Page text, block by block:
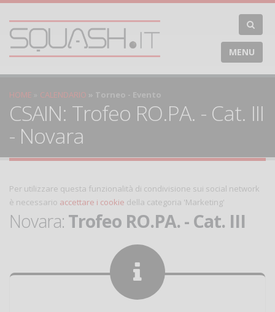
MENU
HOME CALENDARIO Torneo - Evento
CSAIN: Trofeo RO.PA. - Cat. III
- Novara
Per utilizzare questa funzionalità di condivisione sui social network
è necessario accettare i cookie della categoria 'Marketing'
Novara: Trofeo RO.PA. - Cat. III